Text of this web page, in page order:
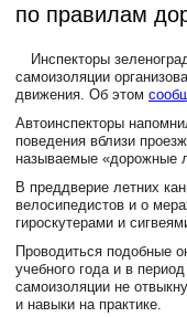
по правилам
Инспекторы
самоизоляции
движения. Об этом
Автоинспекторы
поведения вблизи
называемые «дорожные
В преддверие летних
велосипедистов и о
гироскутерами и
Проводиться подобные
учебного года и в
самоизоляции не
и навыки на практике.